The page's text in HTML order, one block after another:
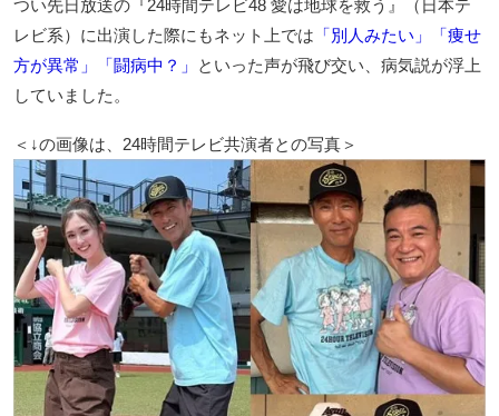
つい先日放送の『24時間テレビ48 愛は地球を救う』（日本テ
レビ系）に出演した際にもネット上では 「別人みたい」「痩せ
方が異常」「闘病中？」
といった声が飛び交い、病気説が浮上
していました。
＜↓の画像は、24時間テレビ共演者との写真＞